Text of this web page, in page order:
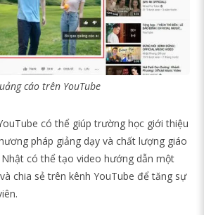
cáo trên YouTube
có thể giúp trường học giới thiệu
pháp giảng dạy và chất lượng giáo
có thể tạo video hướng dẫn một
chia sẻ trên kênh YouTube để tăng sự